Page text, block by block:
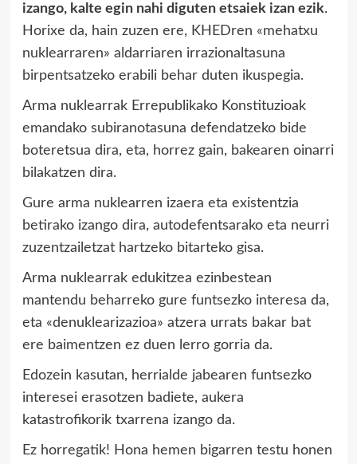
izango, kalte egin nahi diguten etsaiek izan ezik.
Horixe da, hain zuzen ere, KHEDren «mehatxu
nuklearraren» aldarriaren irrazionaltasuna
birpentsatzeko erabili behar duten ikuspegia.
Arma nuklearrak Errepublikako Konstituzioak
emandako subiranotasuna defendatzeko bide
boteretsua dira, eta, horrez gain, bakearen oinarri
bilakatzen dira.
Gure arma nuklearren izaera eta existentzia
betirako izango dira, autodefentsarako eta neurri
zuzentzailetzat hartzeko bitarteko gisa.
Arma nuklearrak edukitzea ezinbestean
mantendu beharreko gure funtsezko interesa da,
eta «denuklearizazioa» atzera urrats bakar bat
ere baimentzen ez duen lerro gorria da.
Edozein kasutan, herrialde jabearen funtsezko
interesei erasotzen badiete, aukera
katastrofikorik txarrena izango da.
Ez horregatik! Hona hemen bigarren testu honen